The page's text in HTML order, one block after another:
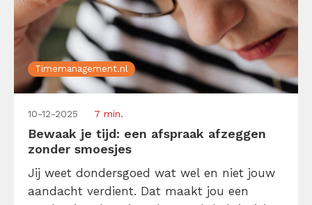
Timemanagement.nl
10-12-2025 7 min.
Bewaak je tijd: een afspraak afzeggen
zonder smoesjes
Jij weet dondersgoed wat wel en niet jouw
aandacht verdient. Dat maakt jou een